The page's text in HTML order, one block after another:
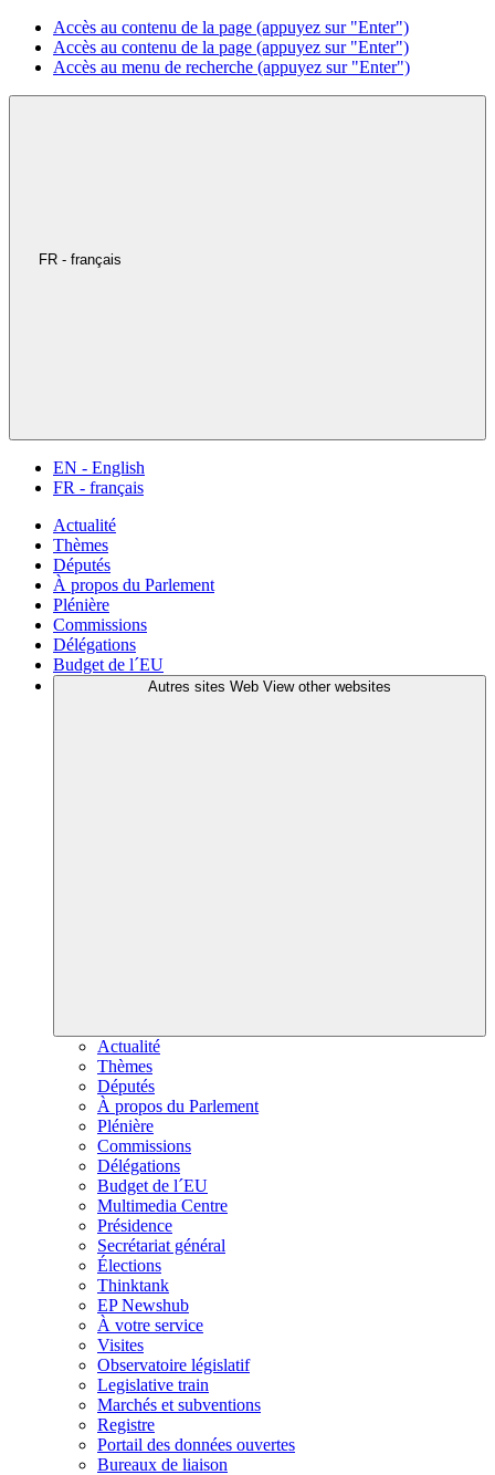
Accès au contenu de la page (appuyez sur "Enter")
Accès au contenu de la page (appuyez sur "Enter")
Accès au menu de recherche (appuyez sur "Enter")
FR - français
EN - English
FR - français
Actualité
Thèmes
Députés
À propos du Parlement
Plénière
Commissions
Délégations
Budget de l´EU
Autres sites Web View other websites
Actualité
Thèmes
Députés
À propos du Parlement
Plénière
Commissions
Délégations
Budget de l´EU
Multimedia Centre
Présidence
Secrétariat général
Élections
Thinktank
EP Newshub
À votre service
Visites
Observatoire législatif
Legislative train
Marchés et subventions
Registre
Portail des données ouvertes
Bureaux de liaison